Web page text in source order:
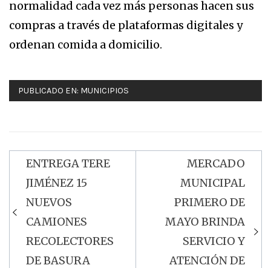
normalidad cada vez más personas hacen sus
compras a través de plataformas digitales y
ordenan comida a domicilio.
PUBLICADO EN: MUNICIPIOS
Navegación
de
entradas
ENTREGA TERE
JIMÉNEZ 15
NUEVOS
CAMIONES
RECOLECTORES
DE BASURA
MERCADO
MUNICIPAL
PRIMERO DE
MAYO BRINDA
SERVICIO Y
ATENCIÓN DE